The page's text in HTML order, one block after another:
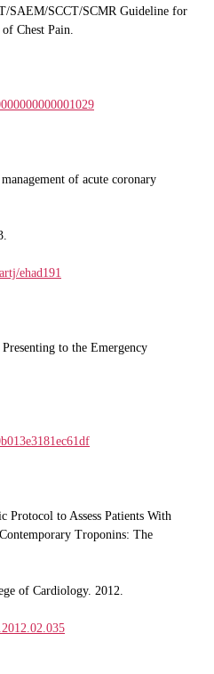
SAEM/SCCT/SCMR Guideline for
Chest Pain.
of acute coronary
ehad191
to the Emergency
Protocol to Assess Patients With
Troponins: The
of Cardiology. 2012.